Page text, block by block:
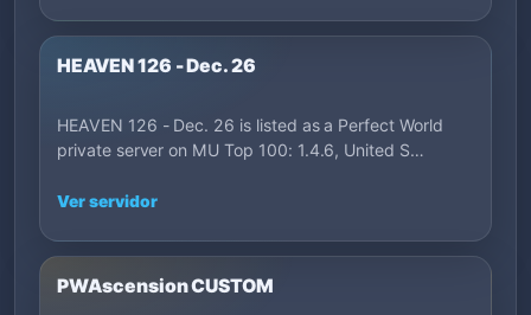
HEAVEN 126 - Dec. 26
HEAVEN 126 - Dec. 26 is listed as a Perfect World
private server on MU Top 100: 1.4.6, United S…
Ver servidor
PWAscension CUSTOM